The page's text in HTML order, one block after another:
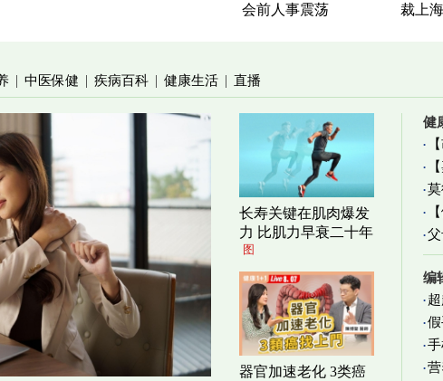
会前人事震荡
裁上
| 中医保健 | 疾病百科 | 健康生活 | 直播
长寿关键在肌肉爆发
力 比肌力早衰二十年
图
器官加速老化 3类癌
健
加
清
减
编